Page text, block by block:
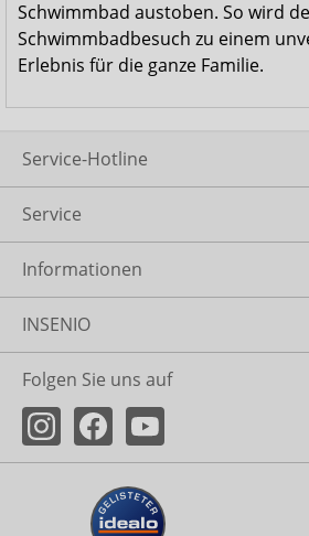
Schwimmbad austoben. So wird
Schwimmbadbesuch zu einem
Erlebnis für die ganze Familie.
Service-Hotline
Service
Informationen
INSENIO
Folgen Sie uns auf